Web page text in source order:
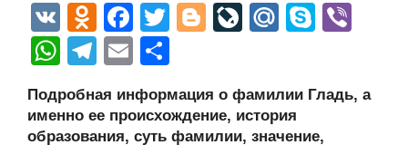
V
K
O
d
n
o
kl
F
a
c
e
b
T
er
Bl
g
er
Li
J
o
M
u
S
e
W
at
s
T
e
gr
E
ail р
а
Подробная информация о фамилии Гладь, а
именно ее происхождение, история
образования, суть фамилии, значение,